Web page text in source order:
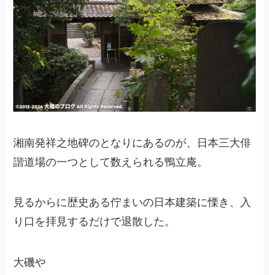
湘南発祥之地碑のとなりにあるのが、日本三大俳
諧道場の一つとして数えられる鴨立庵。
見るからに歴史ある佇まいの日本建築に慄き、入
り口を拝見するだけで退散した。
大磯や